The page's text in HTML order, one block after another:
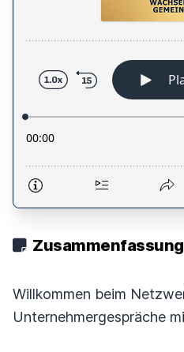
Willkommen beim
Unternehmergespräche